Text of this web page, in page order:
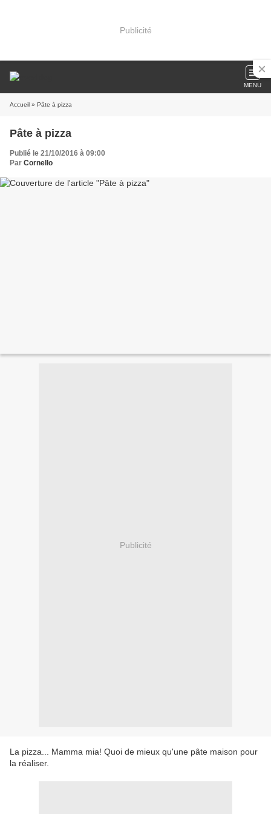
Publicité
MENU
Accueil » Pâte à pizza
Pâte à pizza
Publié le 21/10/2016 à 09:00
Par Cornello
Publicité
La pizza... Mamma mia! Quoi de mieux qu'une pâte maison pour
la réaliser.